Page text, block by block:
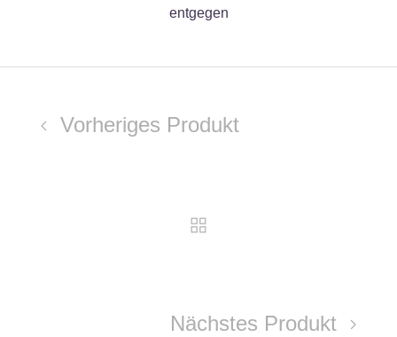
entgegen
Vorheriges Produkt
Nächstes Produkt